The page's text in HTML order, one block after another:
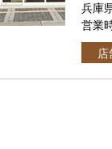
兵庫
営業
店